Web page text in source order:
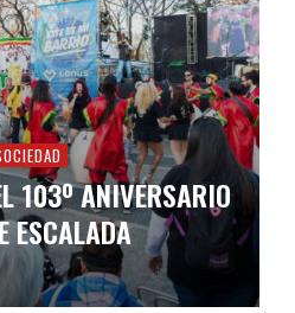
103º ANIVERSARIO
ESCALADA